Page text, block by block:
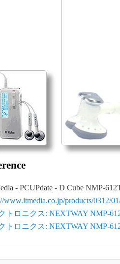
- PCUPdate - D Cube NMP-
www.itmedia.co.jp/products/0312/
トロニクス: NEXTWAY NMP-
トロニクス: NEXTWAY NMP-